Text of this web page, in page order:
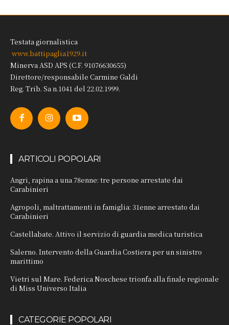
Testata giornalistica
www.battipaglia1929.it
Minerva ASD APS (C.F. 91076630655)
Direttore/responsabile Carmine Galdi
Reg. Trib. Sa n.1041 del 22.02.1999.
ARTICOLI POPOLARI
Angri, rapina a una 78enne: tre persone arrestate dai
Carabinieri
Agropoli, maltrattamenti in famiglia: 31enne arrestato dai
Carabinieri
Castellabate. Attivo il servizio di guardia medica turistica
Salerno. Intervento della Guardia Costiera per un sinistro
marittimo
Vietri sul Mare. Federica Noschese trionfa alla finale regionale
di Miss Universo Italia
CATEGORIE POPOLARI